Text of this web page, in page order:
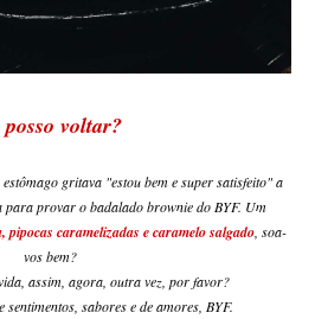
voltar?
gritava "estou bem e super satisfeito" a
para provar o badalado brownie do BYF. Um
caramelizadas e caramelo salgado, soa-
vos bem?
assim, agora, outra vez, por favor?
sentimentos, sabores e de amores, BYF.